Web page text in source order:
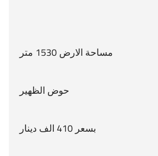
مساحة الارض 1530 متر
حوض الظهير
بسعر 410 الف دينار